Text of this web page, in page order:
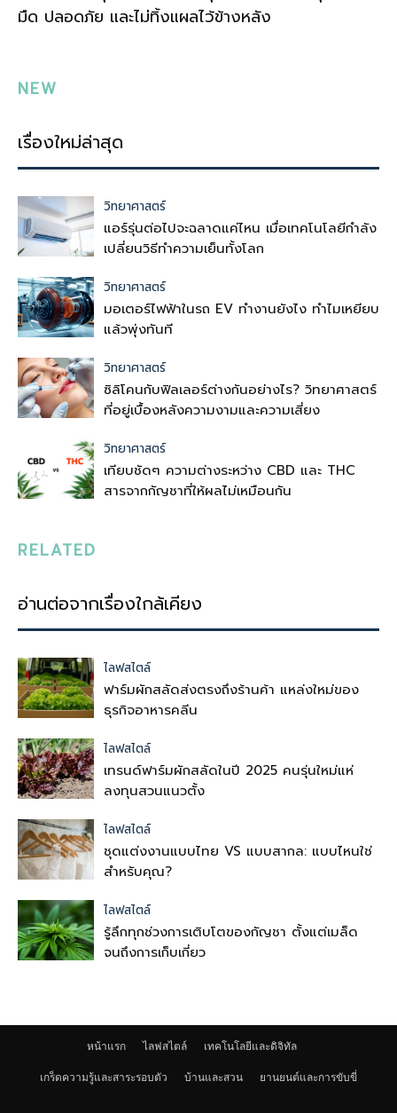
มืด ปลอดภัย และไม่ทิ้งแผลไว้ข้างหลัง
NEW
เรื่องใหม่ล่าสุด
วิทยาศาสตร์
แอร์รุ่นต่อไปจะฉลาดแค่ไหน เมื่อเทคโนโลยีกำลัง
เปลี่ยนวิธีทำความเย็นทั้งโลก
วิทยาศาสตร์
มอเตอร์ไฟฟ้าในรถ EV ทำงานยังไง ทำไมเหยียบ
แล้วพุ่งทันที
วิทยาศาสตร์
ซิลิโคนกับฟิลเลอร์ต่างกันอย่างไร? วิทยาศาสตร์
ที่อยู่เบื้องหลังความงามและความเสี่ยง
วิทยาศาสตร์
เทียบชัดๆ ความต่างระหว่าง CBD และ THC
สารจากกัญชาที่ให้ผลไม่เหมือนกัน
RELATED
อ่านต่อจากเรื่องใกล้เคียง
ไลฟสไตล์
ฟาร์มผักสลัดส่งตรงถึงร้านค้า แหล่งใหม่ของ
ธุรกิจอาหารคลีน
ไลฟสไตล์
เทรนด์ฟาร์มผักสลัดในปี 2025 คนรุ่นใหม่แห่
ลงทุนสวนแนวตั้ง
ไลฟสไตล์
ชุดแต่งงานแบบไทย VS แบบสากล: แบบไหนใช่
สำหรับคุณ?
ไลฟสไตล์
รู้ลึกทุกช่วงการเติบโตของกัญชา ตั้งแต่เมล็ด
จนถึงการเก็บเกี่ยว
หน้าแรก ไลฟสไตล์ เทคโนโลยีและดิจิทัล
เกร็ดความรู้และสาระรอบตัว บ้านและสวน ยานยนต์และการขับขี่